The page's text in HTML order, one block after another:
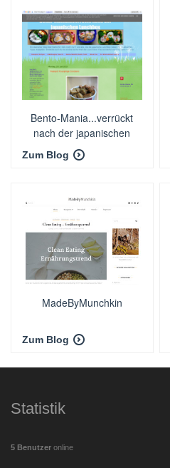
Bento-Mania...verrückt
nach der japanischen
Lunchbox
Zum Blog
MadeByMunchkin
Zum Blog
Statistik
5 Benutzer online